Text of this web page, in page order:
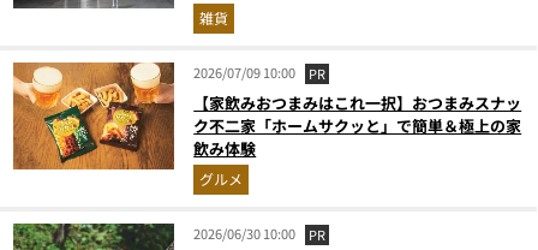
雑貨
2026/07/09 10:00 PR
【家飲みおつまみはこれ一択】おつまみスナッ
ク不二家「ホームサクッと」で簡単＆極上の家
飲み体験
グルメ
2026/06/30 10:00 PR